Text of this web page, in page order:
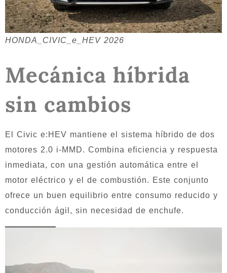
HONDA_CIVIC_e_HEV 2026
Mecánica híbrida
sin cambios
El Civic e:HEV mantiene el sistema híbrido de dos
motores 2.0 i-MMD. Combina eficiencia y respuesta
inmediata, con una gestión automática entre el
motor eléctrico y el de combustión. Este conjunto
ofrece un buen equilibrio entre consumo reducido y
conducción ágil, sin necesidad de enchufe.